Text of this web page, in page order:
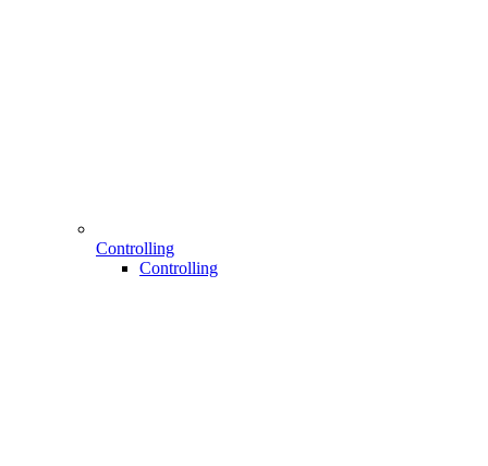
Controlling
Controlling